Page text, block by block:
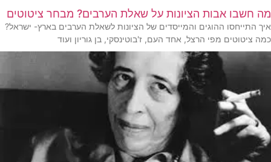
מה חשבו אבות הציונות על שאלת הערבים? מבחר ציטוטים
איך התייחסו ההוגים והמייסדים של הציונות לשאלת הערבים בארץ- ישראל?
כמה ציטוטים מפי הרצל, אחד העם, ז'בוטינסקי, בן גוריון ועוד